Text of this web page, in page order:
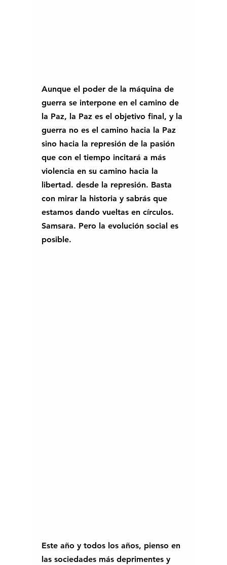
Aunque el poder de la máquina de
guerra se interpone en el camino de
la Paz, la Paz es el objetivo final, y la
guerra no es el camino hacia la Paz
sino hacia la represión de la pasión
que con el tiempo incitará a más
violencia en su camino hacia la
libertad. desde la represión. Basta
con mirar la historia y sabrás que
estamos dando vueltas en círculos.
Samsara. Pero la evolución social es
posible.
Este año y todos los años, pienso en
las sociedades más deprimentes y